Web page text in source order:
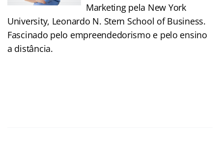
Marketing pela New York
University, Leonardo N. Stern School of Business.
Fascinado pelo empreendedorismo e pelo ensino
a distância.